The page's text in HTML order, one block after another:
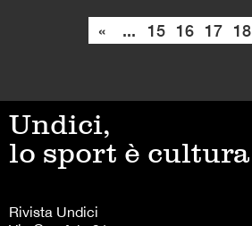
« ... 15 16 17 18
Undici,
lo sport è cultura
Rivista Undici